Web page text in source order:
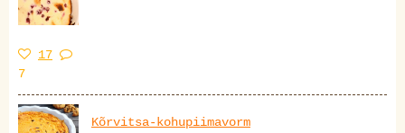
17
7
Kõrvitsa-kohupiimavorm